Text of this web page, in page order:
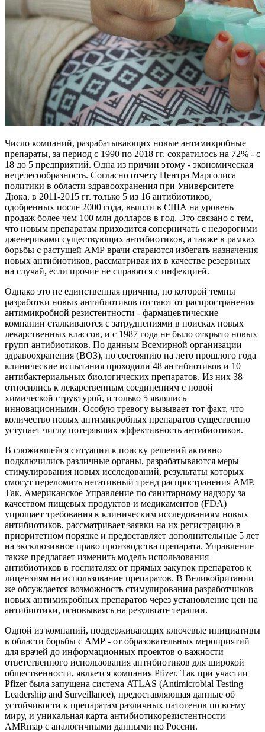
Число компаний, разрабатывающих новые антимикробные
препараты, за период с 1990 по 2018 гг. сократилось на 72% - с
18 до 5 предприятий. Одна из причин этому - экономическая
нецелесообразность. Согласно отчету Центра Марголиса
политики в области здравоохранения при Университете
Дюка, в 2011-2015 гг. только 5 из 16 антибиотиков,
одобренных после 2000 года, вышли в США на уровень
продаж более чем 100 млн долларов в год. Это связано с тем,
что новым препаратам приходится соперничать с недорогими
дженериками существующих антибиотиков, а также в рамках
борьбы с растущей АМР врачи стараются избегать назначения
новых антибиотиков, рассматривая их в качестве резервных
на случай, если прочие не справятся с инфекцией.
Однако это не единственная причина, по которой темпы
разработки новых антибиотиков отстают от распространения
антимикробной резистентности - фармацевтические
компании сталкиваются с затруднениями в поисках новых
лекарственных классов, и с 1987 года не было открыто новых
групп антибиотиков. По данным Всемирной организации
здравоохранения (ВОЗ), по состоянию на лето прошлого года
клинические испытания проходили 48 антибиотиков и 10
антибактериальных биологических препаратов. Из них 38
относились к лекарственным соединениям с новой
химической структурой, и только 5 являлись
инновационными. Особую тревогу вызывает тот факт, что
количество новых антимикробных препаратов существенно
уступает числу потерявших эффективность антибиотиков.
В сложившейся ситуации к поиску решений активно
подключились различные органы, разрабатываются меры
стимулирования новых исследований, результаты которых
смогут переломить негативный тренд распространения АМР.
Так, Американское Управление по санитарному надзору за
качеством пищевых продуктов и медикаментов (FDA)
упрощает требования к клиническим исследованиям новых
антибиотиков, рассматривает заявки на их регистрацию в
приоритетном порядке и предоставляет дополнительные 5 лет
на эксклюзивное право производства препарата. Управление
также предлагает изменить модель использования
антибиотиков в госпиталях от прямых закупок препаратов к
лицензиям на использование препаратов. В Великобритании
же обсуждается возможность стимулирования разработчиков
новых антимикробных препаратов через установление цен на
антибиотики, основываясь на результате терапии.
Одной из компаний, поддерживающих ключевые инициативы
в области борьбы с АМР - от образовательных мероприятий
для врачей до информационных проектов о важности
ответственного использования антибиотиков для широкой
общественности, является компания Pfizer. Так при участии
Pfizer была запущена система ATLAS (Antimicrobial Testing
Leadership and Surveillance), предоставляющая данные об
устойчивости к препаратам различных патогенов по всему
миру, и уникальная карта антибиотикорезистентности
AMRmap с аналогичными данными по России.